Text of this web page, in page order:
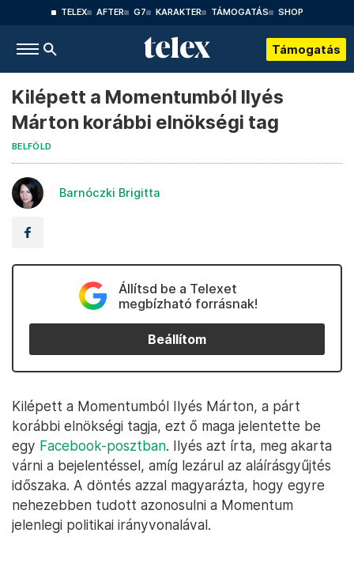
TELEX AFTER G7 KARAKTER TÁMOGATÁS SHOP
Támogatás
Kilépett a Momentumból Ilyés
Márton korábbi elnökségi tag
BELFÖLD
Barnóczki Brigitta
Állítsd be a Telexet
megbízható forrásnak!
Beállítom
Kilépett a Momentumból Ilyés Márton, a párt
korábbi elnökségi tagja, ezt ő maga jelentette be
egy Facebook-posztban. Ilyés azt írta, meg akarta
várni a bejelentéssel, amíg lezárul az aláírásgyűjtés
időszaka. A döntés azzal magyarázta, hogy egyre
nehezebben tudott azonosulni a Momentum
jelenlegi politikai irányvonalával.